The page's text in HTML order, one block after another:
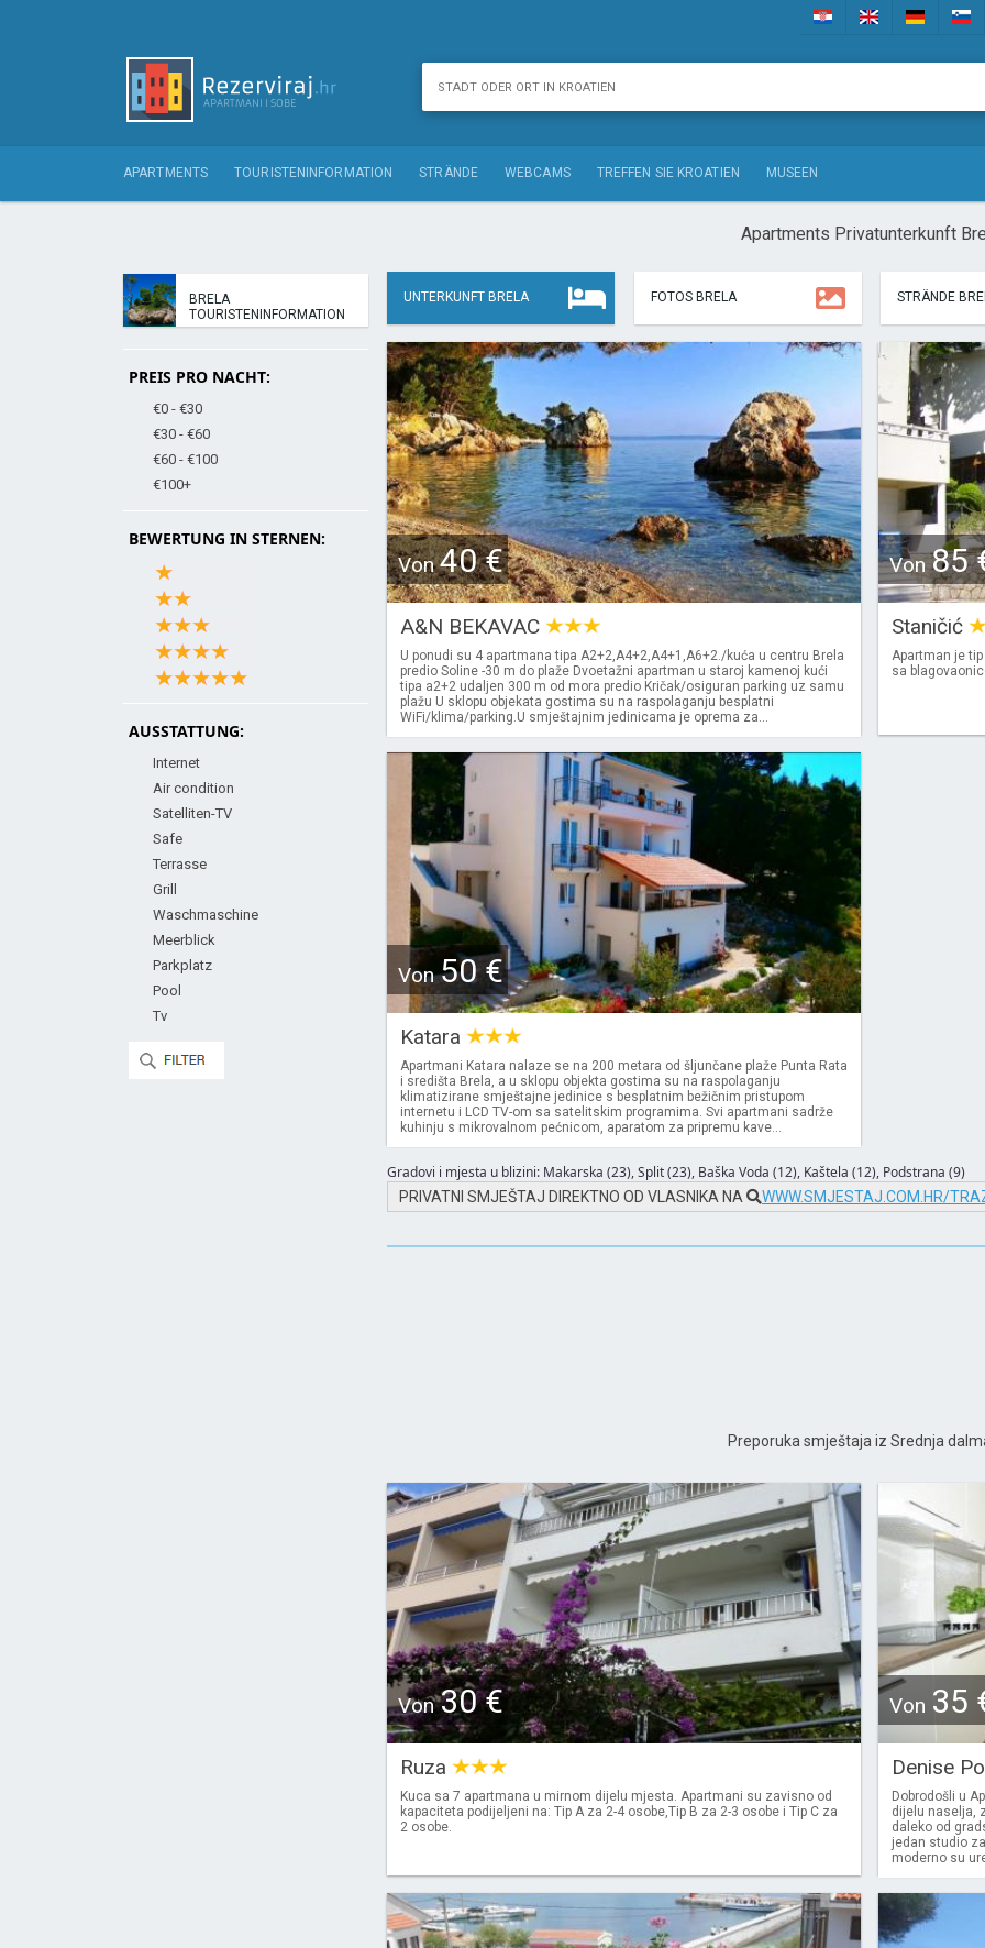
APARTMENTS TOURISTENINFORMATION STRÄNDE WEBCAMS TREFFEN SIE KROATIEN MUSEEN
BRELA
TOURISTENINFORMATION
PREIS PRO NACHT:
€0 - €30
€30 - €60
€60 - €100
€100+
BEWERTUNG IN STERNEN:
AUSSTATTUNG:
Internet
Air condition
Satelliten-TV
Safe
Terrasse
Grill
Waschmaschine
Meerblick
Parkplatz
Pool
Tv
Apartments Privatunterkunft
UNTERKUNFT BRELA FOTOS BRELA STRÄNDE
Von40 €
A&N BEKAVAC
U ponudi su 4 apartmana tipa A2+2,A4+2,A4+1,A6+2./kuća u centru Brela
predio Soline -30 m do plaže Dvoetažni apartman u staroj kamenoj kući
tipa a2+2 udaljen 300 m od mora predio Kričak/osiguran parking uz samu
plažu U sklopu objekata gostima su na raspolaganju besplatni
WiFi/klima/parking.U smještajnim jedinicama je oprema za...
Von85
Staničić
Apartman je
sa
Von50 €
Katara
Apartmani Katara nalaze se na 200 metara od šljunčane plaže Punta Rata
i središta Brela, a u sklopu objekta gostima su na raspolaganju
klimatizirane smještajne jedinice s besplatnim bežičnim pristupom
internetu i LCD TV-om sa satelitskim programima. Svi apartmani sadrže
kuhinju s mikrovalnom pećnicom, aparatom za pripremu kave...
Gradovi i mjesta u blizini: Makarska (23),Split (23), Baška Voda (12), Kaštela (12), Podstrana (9)
PRIVATNI SMJEŠTAJ DIREKTNO OD VLASNIKA NA WWW.SMJESTAJ.COM.HR/
Preporuka smještaja iz Srednja
Von30 €
Ruza
Kuca sa 7 apartmana u mirnom dijelu mjesta. Apartmani su zavisno od
kapaciteta podijeljeni na: Tip A za 2-4 osobe,Tip B za 2-3 osobe i Tip C za
2 osobe.
Von 35
Denise
Dobrodošli u
dijelu naselja,
daleko od
jedan studio
moderno su